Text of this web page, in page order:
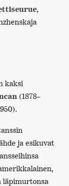
,
kaksi
(1878–
ja esikuvat
läpimurtonsa